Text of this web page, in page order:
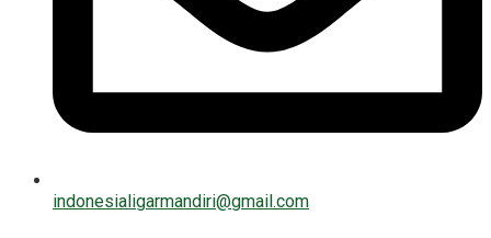
indonesialigarmandiri@gmail.com